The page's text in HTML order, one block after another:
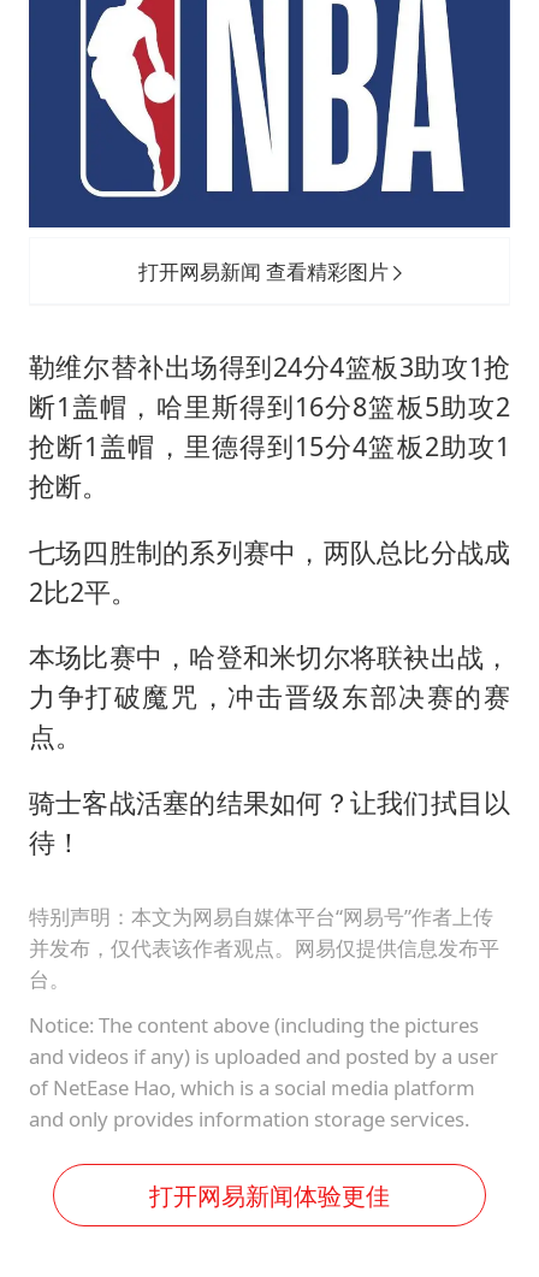
打开网易新闻 查看精彩图片
勒维尔替补出场得到24分4篮板3助攻1抢
断1盖帽，哈里斯得到16分8篮板5助攻2
抢断1盖帽，里德得到15分4篮板2助攻1
抢断。
七场四胜制的系列赛中，两队总比分战成
2比2平。
本场比赛中，哈登和米切尔将联袂出战，
力争打破魔咒，冲击晋级东部决赛的赛
点。
骑士客战活塞的结果如何？让我们拭目以
待！
特别声明：本文为网易自媒体平台“网易号”作者上传
并发布，仅代表该作者观点。网易仅提供信息发布平
台。
Notice: The content above (including the pictures
and videos if any) is uploaded and posted by a user
of NetEase Hao, which is a social media platform
and only provides information storage services.
打开网易新闻体验更佳